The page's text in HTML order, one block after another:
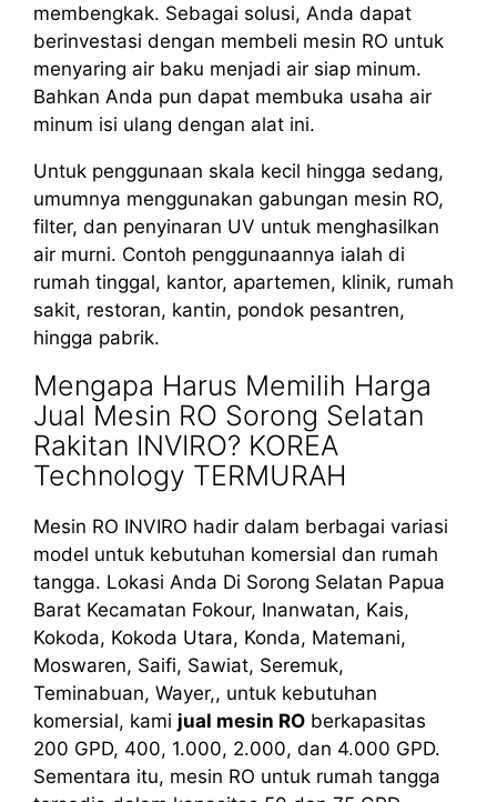
membengkak. Sebagai solusi, Anda dapat
berinvestasi dengan membeli mesin RO untuk
menyaring air baku menjadi air siap minum.
Bahkan Anda pun dapat membuka usaha air
minum isi ulang dengan alat ini.
Untuk penggunaan skala kecil hingga sedang,
umumnya menggunakan gabungan mesin RO,
filter, dan penyinaran UV untuk menghasilkan
air murni. Contoh penggunaannya ialah di
rumah tinggal, kantor, apartemen, klinik, rumah
sakit, restoran, kantin, pondok pesantren,
hingga pabrik.
Mengapa Harus Memilih Harga
Jual Mesin RO Sorong Selatan
Rakitan INVIRO? KOREA
Technology TERMURAH
Mesin RO INVIRO hadir dalam berbagai variasi
model untuk kebutuhan komersial dan rumah
tangga. Lokasi Anda Di Sorong Selatan Papua
Barat Kecamatan Fokour, Inanwatan, Kais,
Kokoda, Kokoda Utara, Konda, Matemani,
Moswaren, Saifi, Sawiat, Seremuk,
Teminabuan, Wayer,, untuk kebutuhan
komersial, kami jual mesin RO berkapasitas
200 GPD, 400, 1.000, 2.000, dan 4.000 GPD.
Sementara itu, mesin RO untuk rumah tangga